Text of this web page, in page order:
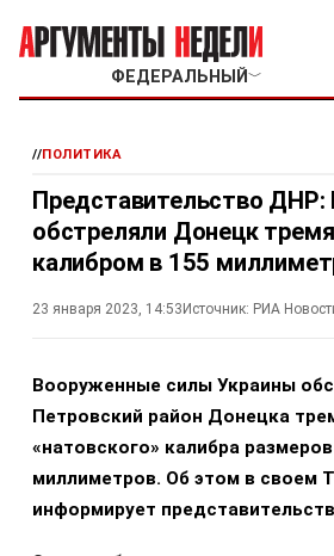
ФЕДЕРАЛЬНЫЙ ﹀
//ПОЛИТИКА
Представительство ДНР:
обстреляли Донецк
калибром в 155
23 января 2023, 14:53 Источник: РИА
Вооруженные силы Украины
Петровский район Донецка
«натовского» калибра
миллиметров. Об этом в своем
информирует